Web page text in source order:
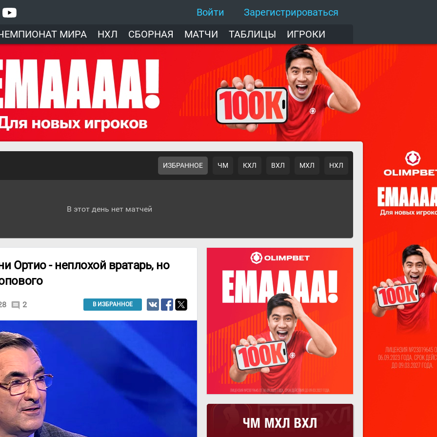
Войти
Зарегистрироваться
МИРА НХЛ СБОРНАЯ МАТЧИ ТАБЛИЦЫ ИГРОКИ
ИЗБРАННОЕ ЧМ КХЛ ВХЛ МХЛ НХЛ
В этот день нет матчей
Ортио - неплохой вратарь, но
comment 2 В ИЗБРАННОЕ